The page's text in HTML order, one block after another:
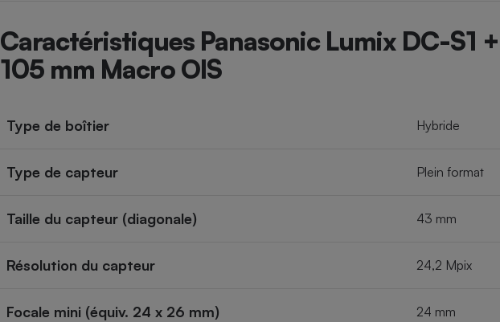
Caractéristiques Panasonic Lumix DC-S1
105 mm Macro OIS
Type de boîtier Hybride
Type de capteur Plein format
Taille du capteur (diagonale) 43 mm
Résolution du capteur 24,2 Mpix
Focale mini (équiv. 24 x 26 mm) 24 mm